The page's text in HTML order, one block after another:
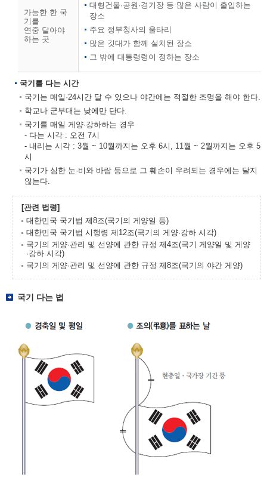
가능한 한 국
기를
연중 달아야
하는 곳
대형건물·공원·경기장 등 많은 사람이 출입하는
장소
주요 정부청사의 울타리
많은 깃대가 함께 설치된 장소
그 밖에 대통령령이 정하는 장소
국기를 다는 시간
국기는 매일·24시간 달 수 있으나 야간에는 적절한 조명을 해야 한다.
학교나 군부대는 낮에만 단다.
국기를 매일 게양·강하하는 경우
- 다는 시각 : 오전 7시
- 내리는 시각 : 3월 ~ 10월까지는 오후 6시, 11월 ~ 2월까지는 오후 5
시
국기가 심한 눈·비와 바람 등으로 그 훼손이 우려되는 경우에는 달지
않는다.
[관련 법령]
대한민국 국기법 제8조(국기의 게양일 등)
대한민국 국기법 시행령 제12조(국기의 게양·강하 시각)
국기의 게양·관리 및 선양에 관한 규정 제4조(국기 게양일 및 게양
·강하 시각)
국기의 게양·관리 및 선양에 관한 규정 제8조(국기의 야간 게양)
국기 다는 법